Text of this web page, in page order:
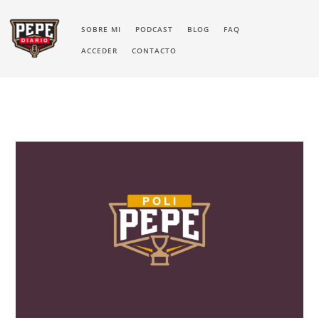
SOBRE MI PODCAST BLOG FAQ
ACCEDER CONTACTO